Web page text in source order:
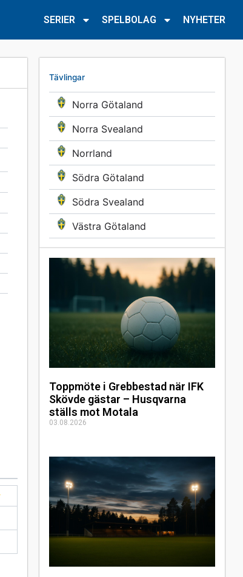
SERIER SPELBOLAG NYHETER
Tävlingar
Norra Götaland
Norra Svealand
Norrland
Södra Götaland
Södra Svealand
Västra Götaland
Toppmöte i Grebbestad när IFK
Skövde gästar – Husqvarna
ställs mot Motala
03.08.2026